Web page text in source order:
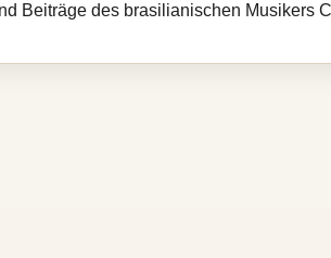
Beiträge des brasilianischen Musikers